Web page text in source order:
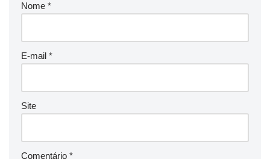
Nome *
E-mail *
Site
Comentário *